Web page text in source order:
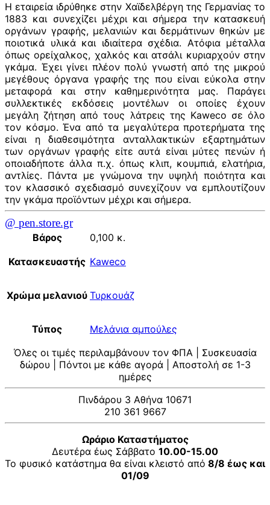
Η εταιρεία ιδρύθηκε στην Χαϊδελβέργη της Γερμανίας το
1883 και συνεχίζει μέχρι και σήμερα την κατασκευή
οργάνων γραφής, μελανιών και δερμάτινων θηκών με
ποιοτικά υλικά και ιδιαίτερα σχέδια. Ατόφια μέταλλα
όπως ορείχαλκος, χαλκός και ατσάλι κυριαρχούν στην
γκάμα. Έχει γίνει πλέον πολύ γνωστή από της μικρού
μεγέθους όργανα γραφής της που είναι εύκολα στην
μεταφορά και στην καθημερινότητα μας. Παράγει
συλλεκτικές εκδόσεις μοντέλων οι οποίες έχουν
μεγάλη ζήτηση από τους λάτρεις της Kaweco σε όλο
τον κόσμο. Ένα από τα μεγαλύτερα προτερήματα της
είναι η διαθεσιμότητα ανταλλακτικών εξαρτημάτων
των οργάνων γραφής είτε αυτά είναι μύτες πενών ή
οποιαδήποτε άλλα π.χ. όπως κλιπ, κουμπιά, ελατήρια,
αντλίες. Πάντα με γνώμονα την υψηλή ποιότητα και
τον κλασσικό σχεδιασμό συνεχίζουν να εμπλουτίζουν
την γκάμα προϊόντων μέχρι και σήμερα.
@ pen.store.gr
Βάρος
0,100 κ.
Κατασκευαστής Kaweco
Χρώμα μελανιού Τυρκουάζ
Τύπος
Μελάνια αμπούλες
Όλες οι τιμές περιλαμβάνουν τον ΦΠΑ | Συσκευασία
δώρου | Πόντοι με κάθε αγορά | Αποστολή σε 1-3
ημέρες
Πινδάρου 3 Αθήνα 10671
210 361 9667
Ωράριο Καταστήματος
Δευτέρα έως Σάββατο 10.00-15.00
Το φυσικό κατάστημα θα είναι κλειστό από 8/8 έως και
01/09